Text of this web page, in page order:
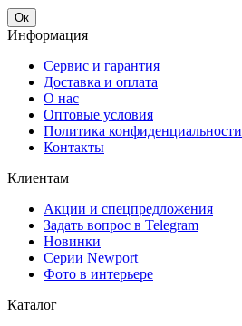
Ок
Информация
Сервис и гарантия
Доставка и оплата
О нас
Оптовые условия
Политика конфиденциальности
Контакты
Клиентам
Акции и спецпредложения
Задать вопрос в Telegram
Новинки
Серии Newport
Фото в интерьере
Каталог